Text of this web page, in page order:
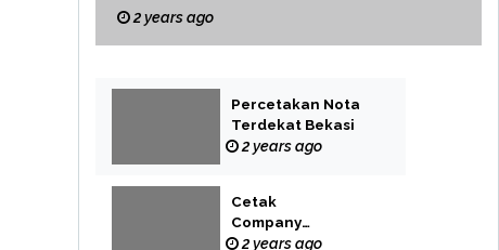
2 years ago
Percetakan Nota
Terdekat Bekasi
2 years ago
Cetak
Company
Profile Bekasi
2 years ago